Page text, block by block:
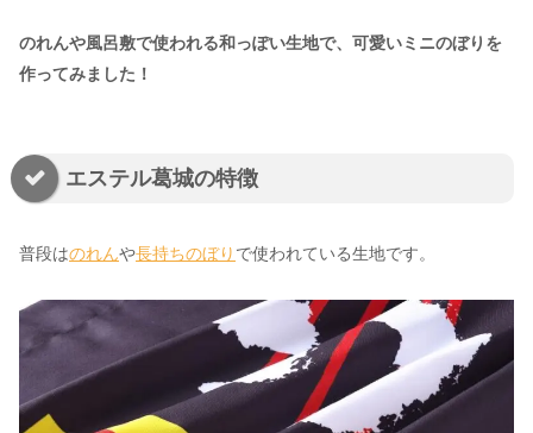
のれんや風呂敷で使われる和っぽい生地で、可愛いミニのぼりを
作ってみました！
エステル葛城の特徴
普段はのれんや長持ちのぼり で使われている生地です。